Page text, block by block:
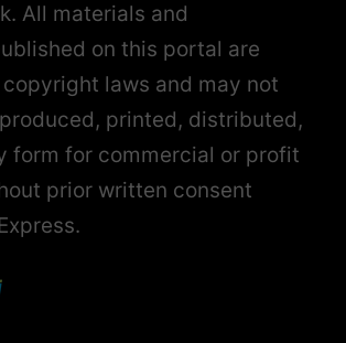
All materials and
on this portal are
laws and may not
printed, distributed,
form for commercial or profit
prior written consent